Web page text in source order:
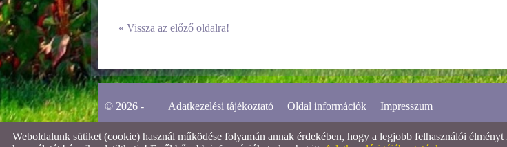
« Vissza az előző oldalra!
© 2026 - Adatkezelési tájékoztató Oldal információk Impresszum
Weboldalunk sütiket (cookie) használ működése folyamán annak érdekében, hogy a legjobb felhasználói